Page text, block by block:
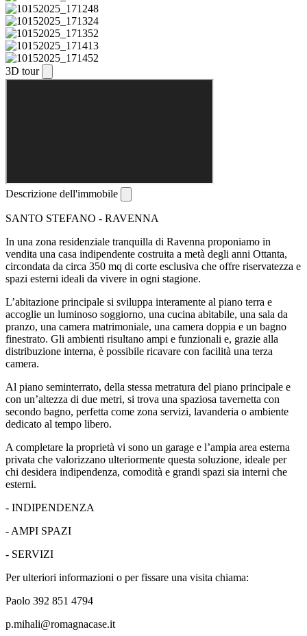
3D tour
Descrizione dell'immobile
SANTO STEFANO - RAVENNA
In una zona residenziale tranquilla di Ravenna proponiamo in
vendita una casa indipendente costruita a metà degli anni Ottanta,
circondata da circa 350 mq di corte esclusiva che offre riservatezza e
spazi esterni ideali da vivere in ogni stagione.
L’abitazione principale si sviluppa interamente al piano terra e
accoglie un luminoso soggiorno, una cucina abitabile, una sala da
pranzo, una camera matrimoniale, una camera doppia e un bagno
finestrato. Gli ambienti risultano ampi e funzionali e, grazie alla
distribuzione interna, è possibile ricavare con facilità una terza
camera.
Al piano seminterrato, della stessa metratura del piano principale e
con un’altezza di due metri, si trova una spaziosa tavernetta con
secondo bagno, perfetta come zona servizi, lavanderia o ambiente
dedicato al tempo libero.
A completare la proprietà vi sono un garage e l’ampia area esterna
privata che valorizzano ulteriormente questa soluzione, ideale per
chi desidera indipendenza, comodità e grandi spazi sia interni che
esterni.
- INDIPENDENZA
- AMPI SPAZI
- SERVIZI
Per ulteriori informazioni o per fissare una visita chiama:
Paolo 392 851 4794
p.mihali@romagnacase.it